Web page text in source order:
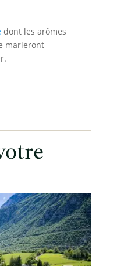
dont les arômes
marieront